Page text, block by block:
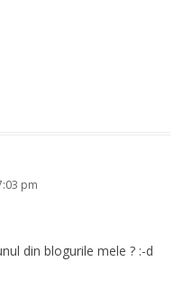
pm
din blogurile mele ? :-d